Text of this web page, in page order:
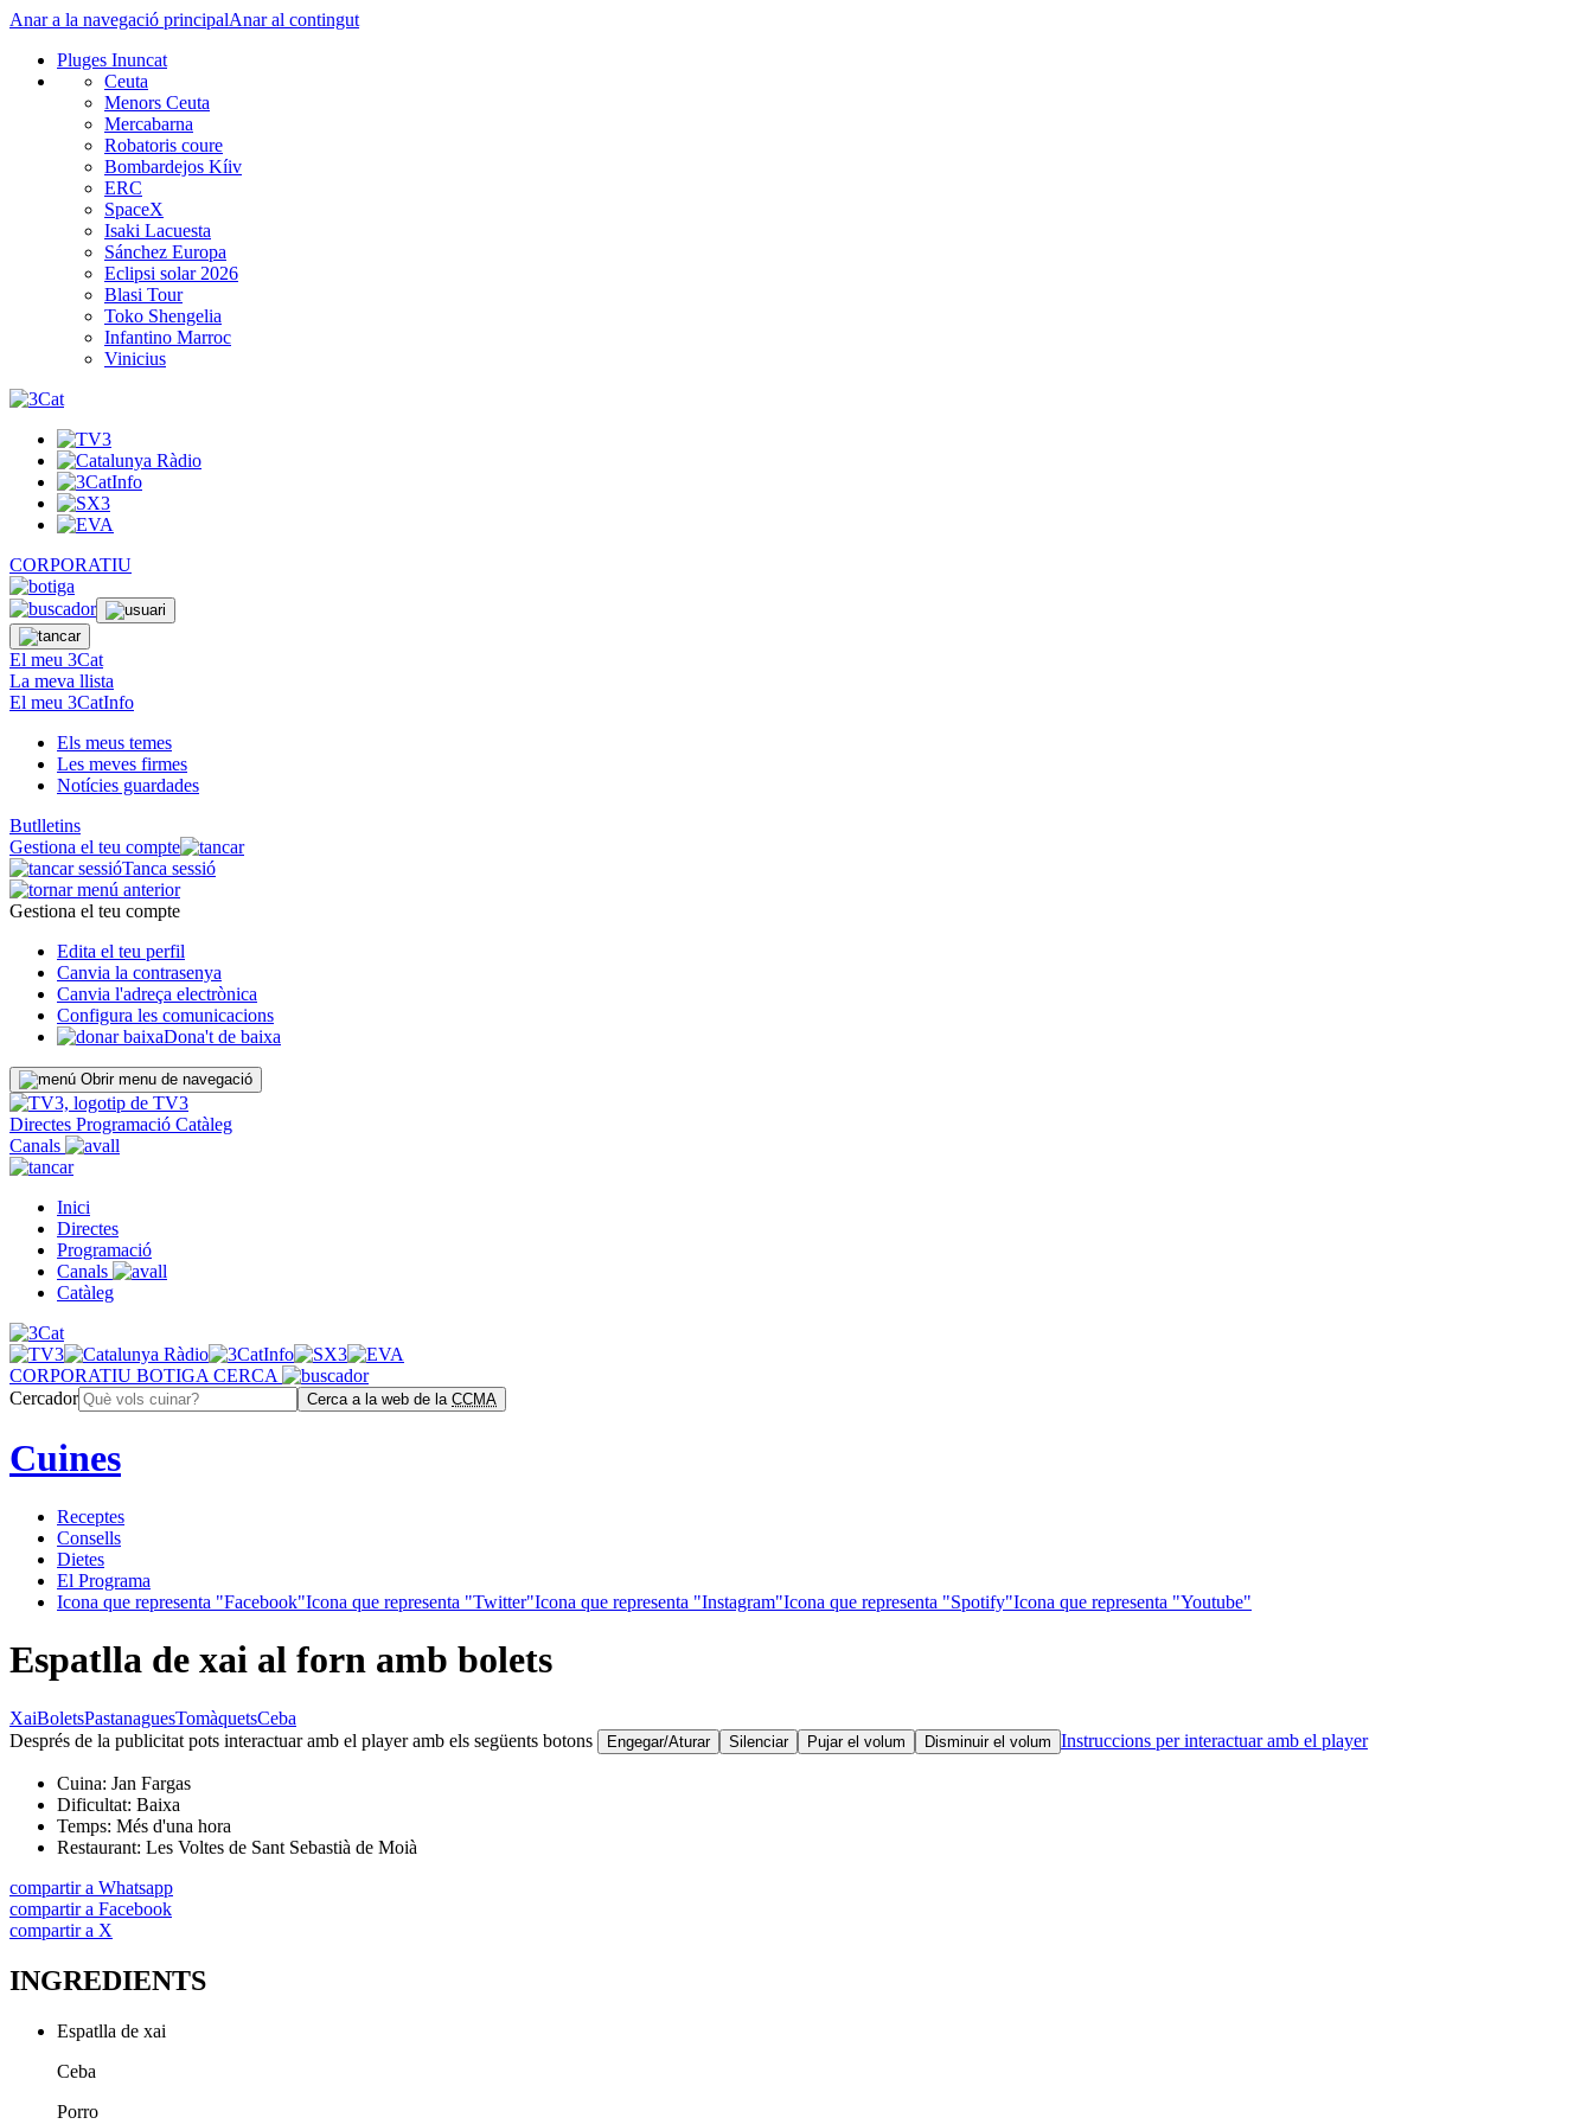
Anar a la navegació principalAnar al contingut
Pluges Inuncat
Ceuta
Menors Ceuta
Mercabarna
Robatoris coure
Bombardejos Kíiv
ERC
SpaceX
Isaki Lacuesta
Sánchez Europa
Eclipsi solar 2026
Blasi Tour
Toko Shengelia
Infantino Marroc
Vinicius
CORPORATIU
El meu 3Cat
La meva llista
El meu 3CatInfo
Els meus temes
Les meves firmes
Notícies guardades
Butlletins
Gestiona el teu compte
Tanca sessió
Gestiona el teu compte
Edita el teu perfil
Canvia la contrasenya
Canvia l'adreça electrònica
Configura les comunicacions
Dona't de baixa
Obrir menu de navegació
Directes Programació Catàleg
Canals
Inici
Directes
Programació
Canals
Catàleg
CORPORATIU BOTIGA CERCA
Cercador
Cerca a la web de la CCMA
Cuines
Receptes
Consells
Dietes
El Programa
Icona que representa "Facebook"Icona que representa "Twitter"Icona que representa "Instagram"Icona que representa "Spotify"Icona que representa "Youtube"
Espatlla de xai al forn amb bolets
XaiBoletsPastanaguesTomàquetsCeba
Després de la publicitat pots interactuar amb el player amb els següents botons
Engegar/Aturar Silenciar Pujar el volum Disminuir el volum Instruccions per interactuar amb el player
Cuina: Jan Fargas
Dificultat: Baixa
Temps: Més d'una hora
Restaurant: Les Voltes de Sant Sebastià de Moià
compartir a Whatsapp
compartir a Facebook
compartir a X
INGREDIENTS
Espatlla de xai
Ceba
Porro